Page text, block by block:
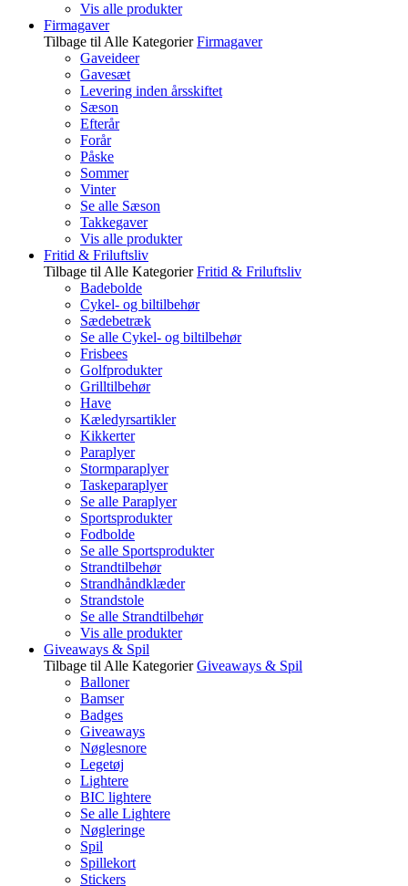
Vis alle produkter
Firmagaver
Tilbage til Alle Kategorier Firmagaver
Gaveideer
Gavesæt
Levering inden årsskiftet
Sæson
Efterår
Forår
Påske
Sommer
Vinter
Se alle Sæson
Takkegaver
Vis alle produkter
Fritid & Friluftsliv
Tilbage til Alle Kategorier Fritid & Friluftsliv
Badebolde
Cykel- og biltilbehør
Sædebetræk
Se alle Cykel- og biltilbehør
Frisbees
Golfprodukter
Grilltilbehør
Have
Kæledyrsartikler
Kikkerter
Paraplyer
Stormparaplyer
Taskeparaplyer
Se alle Paraplyer
Sportsprodukter
Fodbolde
Se alle Sportsprodukter
Strandtilbehør
Strandhåndklæder
Strandstole
Se alle Strandtilbehør
Vis alle produkter
Giveaways & Spil
Tilbage til Alle Kategorier Giveaways & Spil
Balloner
Bamser
Badges
Giveaways
Nøglesnore
Legetøj
Lightere
BIC lightere
Se alle Lightere
Nøgleringe
Spil
Spillekort
Stickers